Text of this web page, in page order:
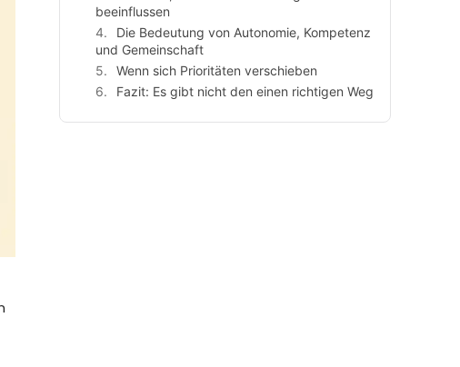
beeinflussen
Die Bedeutung von Autonomie, Kompetenz
und Gemeinschaft
Wenn sich Prioritäten verschieben
Fazit: Es gibt nicht den einen richtigen Weg